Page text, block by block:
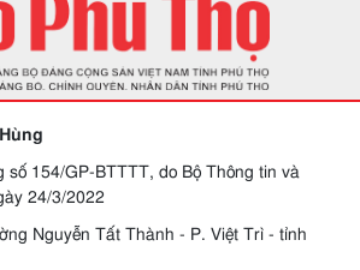
số 154/GP-BTTTT, do Bộ Thông tin và
24/3/2022
Nguyễn Tất Thành - P. Việt Trì - tỉnh